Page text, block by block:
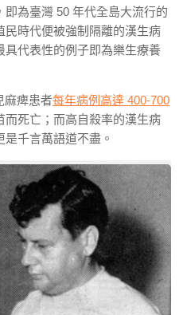
即為臺灣 50 年代全島大流行的
時代便被強制隔離的漢生病
具代表性的例子即為樂生療養
麻痺患者每年病例高達 400-700
而死亡；而高自殺率的漢生病
是千言萬語道不盡。